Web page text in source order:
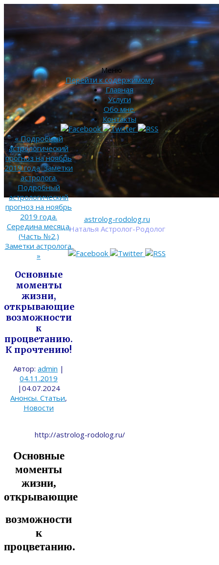
astrolog-rodolog.ru
Наталья Астролог-Родолог
Меню
Перейти к содержимому
Главная
Услуги
Обо мне.
Контакты
«Подробный
астрологический
прогноз на ноябрь
2019 года. Заметки
астролога.
Подробный
астрологический
прогноз на ноябрь
2019 года.
Середина месяца.
(Часть №2.)
Заметки астролога.
»
Основные
моменты
жизни,
открывающие
возможности
к
процветанию.
К прочтению!
Автор: admin |
04.11.2019
| 04.07.2024
Анонсы. Статьи,
Новости
http://astrolog-rodolog.ru/
Основные
моменты
жизни,
открывающие
возможности
к
процветанию.